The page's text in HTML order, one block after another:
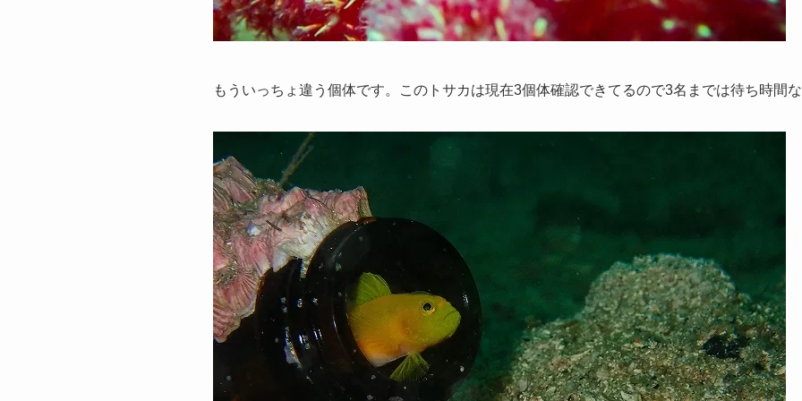
もういっちょ違う個体です。このトサカは現在3個体確認できてるので3名までは待ち時間